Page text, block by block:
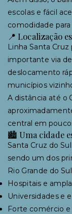
escolas e fácil
comodidade
📍 Localização
Linha Santa
importante via
deslocamento
municípios
A distância até o
central em
🏙 Uma cidade
Santa Cruz do
sendo um dos
Rio Grande do
Hospitais e
Universidades e
Forte comércio